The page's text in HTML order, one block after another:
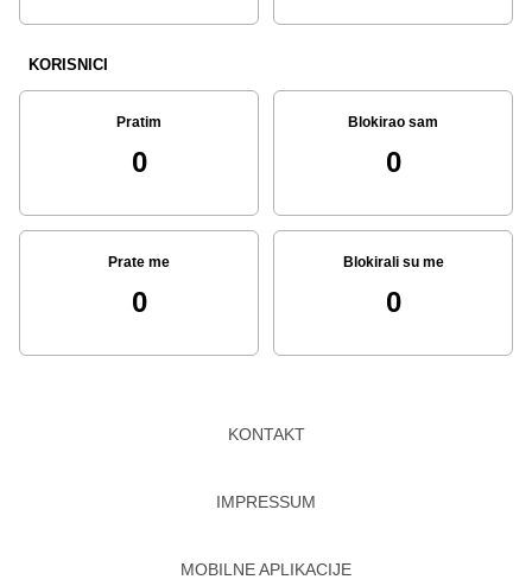
KORISNICI
Pratim
0
Blokirao sam
0
Prate me
0
Blokirali su me
0
KONTAKT
IMPRESSUM
MOBILNE APLIKACIJE